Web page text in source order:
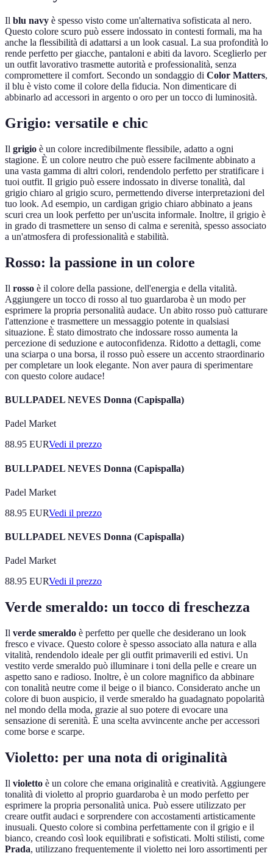
Il blu navy è spesso visto come un'alternativa sofisticata al nero.
Questo colore scuro può essere indossato in contesti formali, ma ha
anche la flessibilità di adattarsi a un look casual. La sua profondità lo
rende perfetto per giacche, pantaloni e abiti da lavoro. Sceglierlo per
un outfit lavorativo trasmette autorità e professionalità, senza
compromettere il comfort. Secondo un sondaggio di Color Matters,
il blu è visto come il colore della fiducia. Non dimenticare di
abbinarlo ad accessori in argento o oro per un tocco di luminosità.
Grigio: versatile e chic
Il grigio è un colore incredibilmente flessibile, adatto a ogni
stagione. È un colore neutro che può essere facilmente abbinato a
una vasta gamma di altri colori, rendendolo perfetto per stratificare i
tuoi outfit. Il grigio può essere indossato in diverse tonalità, dal
grigio chiaro al grigio scuro, permettendo diverse interpretazioni del
tuo look. Ad esempio, un cardigan grigio chiaro abbinato a jeans
scuri crea un look perfetto per un'uscita informale. Inoltre, il grigio è
in grado di trasmettere un senso di calma e serenità, spesso associato
a un'atmosfera di professionalità e stabilità.
Rosso: la passione in un colore
Il rosso è il colore della passione, dell'energia e della vitalità.
Aggiungere un tocco di rosso al tuo guardaroba è un modo per
esprimere la propria personalità audace. Un abito rosso può catturare
l'attenzione e trasmettere un messaggio potente in qualsiasi
situazione. È stato dimostrato che indossare rosso aumenta la
percezione di seduzione e autoconfidenza. Ridotto a dettagli, come
una sciarpa o una borsa, il rosso può essere un accento straordinario
per completare un look elegante. Non aver paura di sperimentare
con questo colore audace!
BULLPADEL NEVES Donna (Capispalla)
Padel Market
88.95 EURVedi il prezzo
BULLPADEL NEVES Donna (Capispalla)
Padel Market
88.95 EURVedi il prezzo
BULLPADEL NEVES Donna (Capispalla)
Padel Market
88.95 EURVedi il prezzo
Verde smeraldo: un tocco di freschezza
Il verde smeraldo è perfetto per quelle che desiderano un look
fresco e vivace. Questo colore è spesso associato alla natura e alla
vitalità, rendendolo ideale per gli outfit primaverili ed estivi. Un
vestito verde smeraldo può illuminare i toni della pelle e creare un
aspetto sano e radioso. Inoltre, è un colore magnifico da abbinare
con tonalità neutre come il beige o il bianco. Considerato anche un
colore di buon auspicio, il verde smeraldo ha guadagnato popolarità
nel mondo della moda, grazie al suo potere di evocare una
sensazione di serenità. È una scelta avvincente anche per accessori
come borse e scarpe.
Violetto: per una nota di originalità
Il violetto è un colore che emana originalità e creatività. Aggiungere
tonalità di violetto al proprio guardaroba è un modo perfetto per
esprimere la propria personalità unica. Può essere utilizzato per
creare outfit audaci e sorprendere con accostamenti artisticamente
inusuali. Questo colore si combina perfettamente con il grigio e il
bianco, creando così look equilibrati e sofisticati. Molti stilisti, come
Prada, utilizzano frequentemente il violetto nei loro assortimenti per